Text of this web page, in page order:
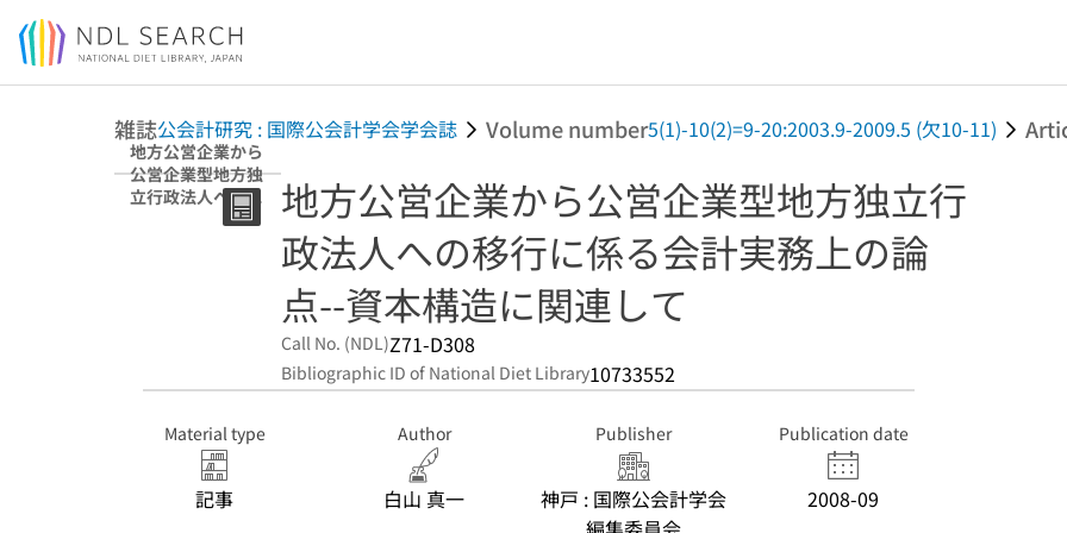
Jump to main content
雑誌公会計研究 : 国際公会計学会学会誌 Volume number5(1)-10(2)=9-20:2003.9-2009.5 (欠10-11)
地方公営企業から
公営企業型地方独
立行政法人への移
行に係る会計実務
地方公営企業から公営企業型地方独立行
政法人への移行に係る会計実務上の論
点--資本構造に関連して
Call No. (NDL)Z71-D308
Bibliographic ID of National Diet Library10733552
Material type
記事
Author
白山 真一
Publisher
神戸 : 国際公会計学会
Publication date
2008-09